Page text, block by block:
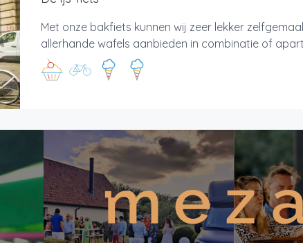
Met onze bakfiets kunnen wij zeer lekker
allerhande wafels aanbieden in combinatie of